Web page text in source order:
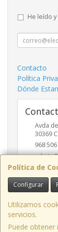
Política de
Configurar
Utilizamos
servicios.
Puede
He leído
Contacto
Política
Dónde
Avda
30369
968
Horario
09:30h a